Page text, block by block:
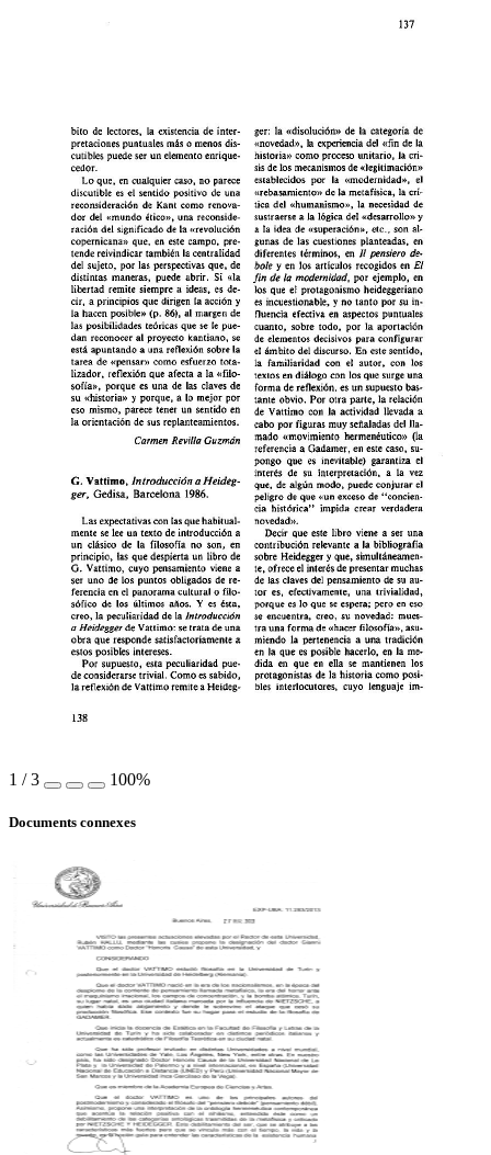
bit0 de lectores, la existencia de inter-
pretaciones puntuales más o menos dis-
cutibles puede ser un elemento enrique-
cedor.
Lo que, en cualquier caso, no parece
discutible es el sentido positivo de una
reconsideración de Kant como renova-
dor del ((mundo ético)), una reconside-
ración del significado de la «revolución
copernicana)) que, en este campo, pre-
tende reivindicar también la centralidad
del sujeto, por las perspectivas que, de
distintas maneras, puede abrir.  Si «la
libertad remite siempre a ideas, es de-
cir, a principios que dirigen la acción y
la hacen posible)) (p. 86), al margen de
las posibilidades teóricas que se le pue-
dan reconocer al proyecto kantiano, se
está apuntando a una reflexión sobre la
tarea de «pensar» como esfuerzo tota-
lizador, reflexión que afecta a la «filo-
sofía)), porque es una de las claves de
su ((historia)) y porque, a lo mejor por
eso mismo, parece tener un sentido en
la orientación de sus replanteamientos.
Carmen Revilla Guzmán
G. Vattimo, Introducción a Heideg-
ger, Gedisa, Barcelona 1986.
Las expectativas con las que habitual-
mente se lee un texto de introducción a
un clásico de la filosofía no son, en
principio, las que despierta un libro de
G. Vattimo, cuyo pensamiento viene a
ser uno de los puntos obligados de re-
ferencia en el panorama cultural o filo-
sófico de los últimos años. Y es ésta,
creo, la peculiaridad de la Introducción
a Heidegger de Vattimo: se trata de una
obra que responde satisfactoriamente a
estos posibles intereses.
Por supuesto, esta peculiaridad pue-
de considerarse trivial. Como es sabido,
la reflexión de Vattimo remite a Heideg-
ger: la «disolución» de la categoría de
«novedad», la experiencia del «fin de la
historia)) como proceso unitario, la cri-
sis de los mecanismos de ((legitimación))
establecidos por la «modernidad», el
((rebasamiento)) de la metafísica, la crí-
tica del «humanismo», la necesidad de
sustraerse a la lógica del «desarrollo» y
a la idea de «superación», etc., son al-
gunas de las cuestiones planteadas, en
diferentes términos, en II pensiero de-
bole y en los artículos recogidos en El
fin de la modernidad, por ejemplo, en
los que el protagonismo heideggeriano
es incuestionable, y no tanto por su in-
fluencia efectiva en aspectos puntuales
cuanto, sobre todo, por la aportación
de elementos decisivos para configurar
el ámbito del discurso. En este sentido,
la familiaridad con el autor, con los
textos en diálogo con los que surge una
forma de reflexión, es un supuesto bas-
tante obvio. Por otra parte, la relación
de Vattimo con la actividad  llevada a
cabo por figuras muy señaladas del Ila-
mado ((movimiento hermenéutica)) (la
referencia a Gadamer, en este caso, su-
pongo que es inevitable) garantiza el
interés de su interpretación, a la vez
que, de algún modo, puede conjurar el
peligro de que «un exceso de "concien-
cia  histórica" impida crear verdadera
novedad)).
Decir que este libro viene a ser una
contribución relevante a la bibliografía
sobre Heidegger y que, simultáneamen-
te, ofrece el interés de presentar muchas
de las claves del pensamiento de su au-
tor es, efectivamente, una trivialidad,
porque es lo que se espera; pero en eso
se encuentra, creo, su novedad: mues-
tra una forma de «hacer filosofía)), asu-
miendo la pertenencia a una tradición
en la que es posible hacerlo, en la me-
dida en que en ella se mantienen los
protagonistas de la historia como posi-
bles interlocutores, cuyo  lenguaje im-
1 /3 100%
Documents connexes